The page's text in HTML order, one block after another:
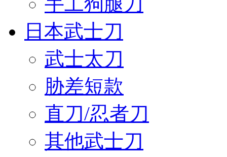
日本武士刀
武士太刀
胁差短款
直刀/忍者刀
其他武士刀